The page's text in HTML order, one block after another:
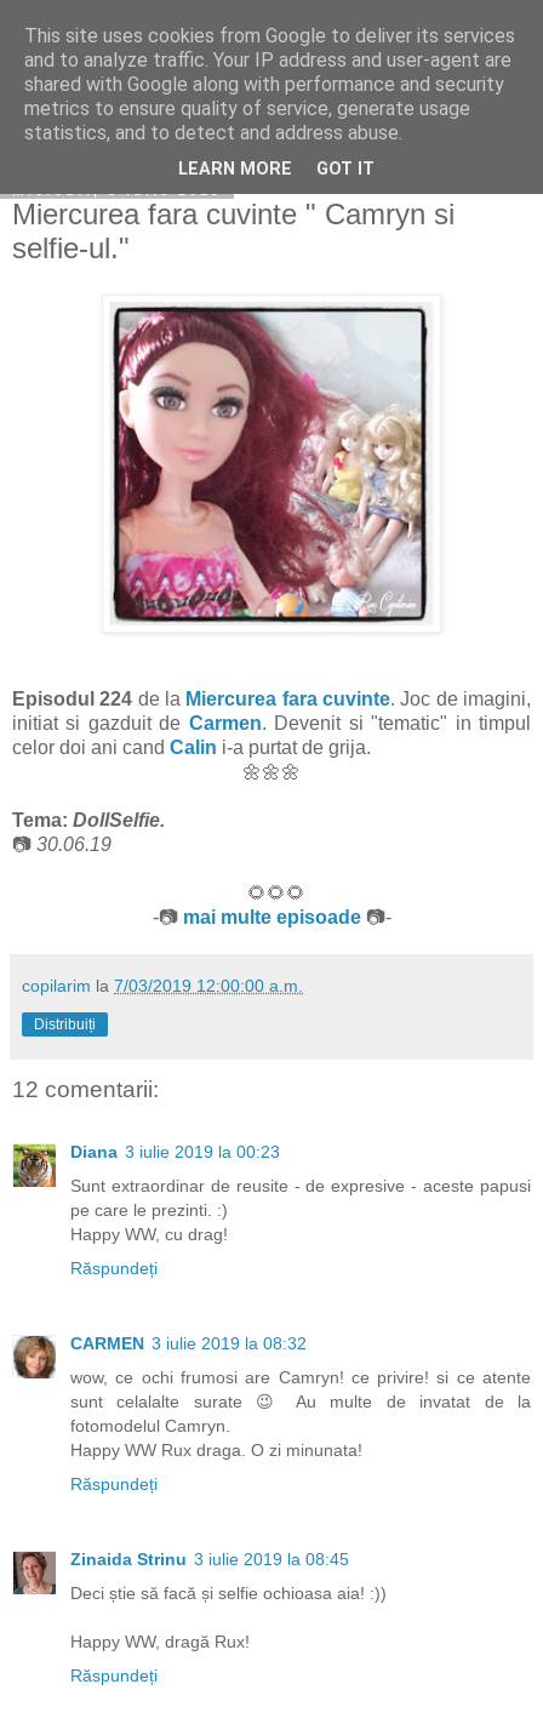
Copilarim
Miercurea fara cuvinte " Camryn si
selfie-ul."
Episodul 224 de la Miercurea fara cuvinte. Joc de imagini,
initiat si gazduit de Carmen. Devenit si "tematic" in timpul
celor doi ani cand Calin i-a purtat de grija.
🌼🌼🌼
Tema: DollSelfie.
📷 30.06.19
🌻🌻🌻
-📷 mai multe episoade📷-
copilarim la 7/03/2019 12:00:00 a.m.
Distribuiți
12 comentarii:
Diana 3 iulie 2019 la 00:23
Sunt extraordinar de reusite - de expresive - aceste papusi
pe care le prezinti. :)
Happy WW, cu drag!
Răspundeți
CARMEN 3 iulie 2019 la 08:32
wow, ce ochi frumosi are Camryn! ce privire! si ce atente
sunt celalalte surate 😉 Au multe de invatat de la
fotomodelul Camryn.
Happy WW Rux draga. O zi minunata!
Răspundeți
Zinaida Strinu 3 iulie 2019 la 08:45
Deci știe să facă și selfie ochioasa aia! :))
Happy WW, dragă Rux!
Răspundeți
This site uses cookies from Google to deliver its services
and to analyze traffic. Your IP address and user-agent are
shared with Google along with performance and security
metrics to ensure quality of service, generate usage
statistics, and to detect and address abuse.
LEARN MORE GOT IT